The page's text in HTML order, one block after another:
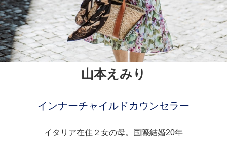
山本えみり
インナーチャイルドカウンセラー
イタリア在住２女の母。国際結婚20年